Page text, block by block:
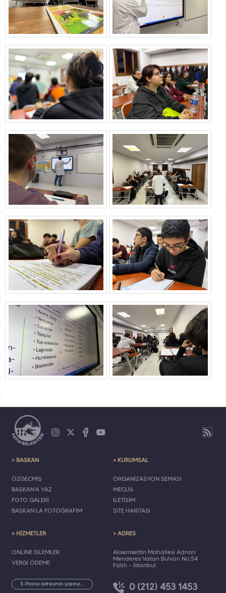
> BAŞKAN
ÖZGEÇMİŞ
BAŞKAN'A YAZ
FOTO GALERİ
BAŞKAN'LA FOTOĞRAFIM
> KURUMSAL
ORGANİZASYON ŞEMASI
MECLİS
İLETİŞİM
SİTE HARİTASI
> HİZMETLER
ONLINE İŞLEMLER
VERGİ ÖDEME
> ADRES
Akşemsettin Mahallesi Adnan
Menderes Vatan Bulvarı No:54
Fatih - İstanbul
0 (212) 453 1453